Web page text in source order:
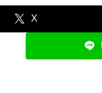
X